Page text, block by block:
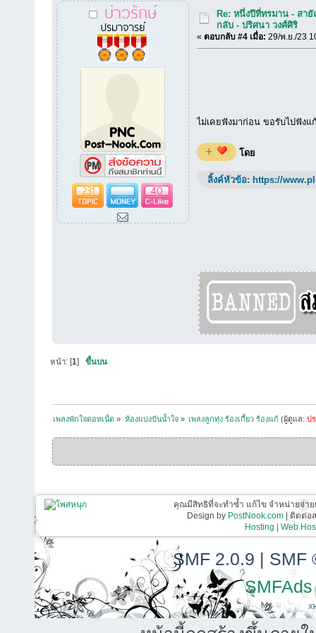
บ่าวรักษ์
ปรมาจารย์
231 40
Re: หนึ่งปีที่ทรมาน - ส
กลับ - ปริศนา วงศ์ศิริ
« ตอบกลับ #4 เมื่อ: 29/พ.ย./23
ไม่เคยฟังมาก่อน ขอรับไปฟัง
+ โดย
ลิ้งค์หัวข้อ: https://
หน้า: [1]ขึ้นบน
เพลงพักใจดอทเน็ต » ห้องแบ่งปันน้ำใจ» เพลงลูกทุ่ง ร้องเกี้ยว ร้องแก้ (ผู้ดูแล:ป
คุณมีสิทธิที่จะทำซ้ำ แก้ไข จำหน่ายจ่า
Design by PostNook.com| ติดต่อส
Hosting | Web
SMF 2.0.9 | SMF
SMFAds